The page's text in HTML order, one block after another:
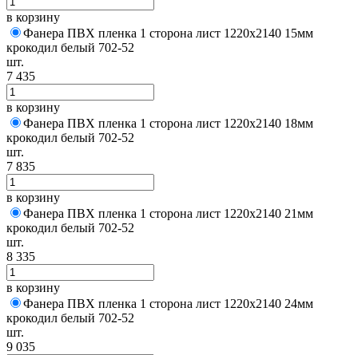
в корзину
Фанера ПВХ пленка 1 сторона лист 1220х2140 15мм
крокодил белый 702-52
шт.
7 435
в корзину
Фанера ПВХ пленка 1 сторона лист 1220х2140 18мм
крокодил белый 702-52
шт.
7 835
в корзину
Фанера ПВХ пленка 1 сторона лист 1220х2140 21мм
крокодил белый 702-52
шт.
8 335
в корзину
Фанера ПВХ пленка 1 сторона лист 1220х2140 24мм
крокодил белый 702-52
шт.
9 035